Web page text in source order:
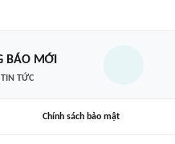
BÁO MỚI
TỨC
Chính sách bảo mật